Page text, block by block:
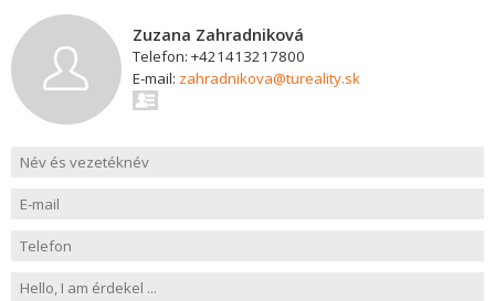
Zuzana Zahradniková
Telefon: +421413217800
E-mail: zahradnikova@tureality.sk